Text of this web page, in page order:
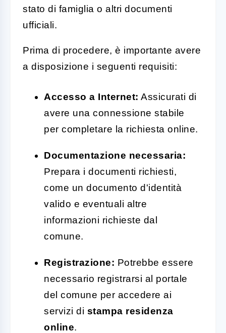
stato di famiglia o altri documenti
ufficiali.
Prima di procedere, è importante avere
a disposizione i seguenti requisiti:
Accesso a Internet: Assicurati di
avere una connessione stabile
per completare la richiesta online.
Documentazione necessaria:
Prepara i documenti richiesti,
come un documento d'identità
valido e eventuali altre
informazioni richieste dal
comune.
Registrazione: Potrebbe essere
necessario registrarsi al portale
del comune per accedere ai
servizi di stampa residenza
online.